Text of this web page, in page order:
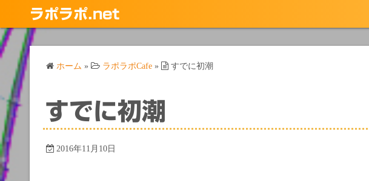
テ
ン
ス
キ
ッ
プ
ラポラポ.net
ホーム » ラポラポCafe » すでに初潮
すでに初潮
2016年11月10日